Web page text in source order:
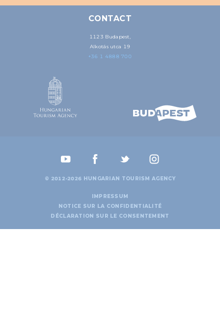
CONTACT
1123 Budapest,
Alkotás utca 19
+36 1 4888 700
© 2012-2026 HUNGARIAN TOURISM AGENCY
IMPRESSUM
NOTICE SUR LA CONFIDENTIALITÉ
DÉCLARATION SUR LE CONSENTEMENT